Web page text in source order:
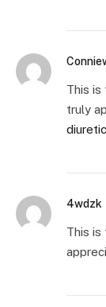
This
truly
4wdzk
This